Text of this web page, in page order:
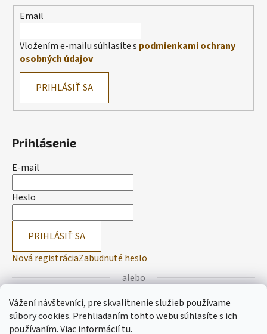
Vážení návštevníci, pre skvalitnenie služieb používame
súbory cookies. Prehliadaním tohto webu súhlasíte s ich
používaním.Viac informáciítu.
Email
Vložením e-mailu súhlasíte s podmienkami ochrany
osobných údajov
PRIHLÁSIŤ SA
Prihlásenie
E-mail
Heslo
PRIHLÁSIŤ SA
Nová registráciaZabudnuté heslo
alebo
Prihlásiť sa cez Facebook